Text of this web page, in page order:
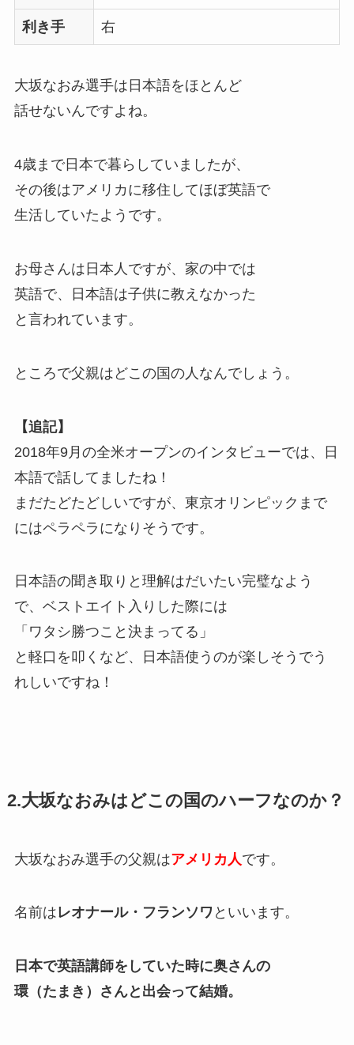
利き手 右
大坂なおみ選手は日本語をほとんど
話せないんですよね。
4歳まで日本で暮らしていましたが、
その後はアメリカに移住してほぼ英語で
生活していたようです。
お母さんは日本人ですが、家の中では
英語で、日本語は子供に教えなかった
と言われています。
ところで父親はどこの国の人なんでしょう。
【追記】
2018年9月の全米オープンのインタビューでは、日
本語で話してましたね！
まだたどたどしいですが、東京オリンピックまで
にはペラペラになりそうです。
日本語の聞き取りと理解はだいたい完璧なよう
で、ベストエイト入りした際には
「ワタシ勝つこと決まってる」
と軽口を叩くなど、日本語使うのが楽しそうでう
れしいですね！
2.大坂なおみはどこの国のハーフなのか？
大坂なおみ選手の父親はアメリカ人です。
名前はレオナール・フランソワ といいます。
日本で英語講師をしていた時に奥さんの
環（たまき）さんと出会って結婚。